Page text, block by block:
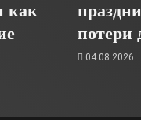
как
потери
04.08.2026